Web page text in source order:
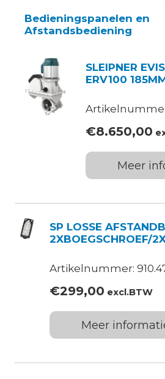
Bedieningspanelen en
Afstandsbediening
SLEIPNER
ERV100
€8.650,00
Meer
SP LOSSE
2XBOEGSCHROEF/
Artikelnummer:
€299,00 excl.BTW
Meer